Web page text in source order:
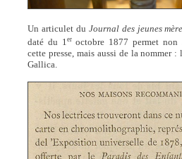
Un articulet du Journal des jeunes
daté du 1eroctobre 1877 permet non
cette presse, mais aussi de la nommer
Gallica.